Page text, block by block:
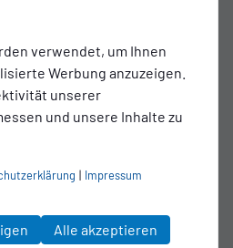
verwendet, um Ihnen
Werbung anzuzeigen.
unserer
und unsere Inhalte zu
| Impressum
Alle akzeptieren